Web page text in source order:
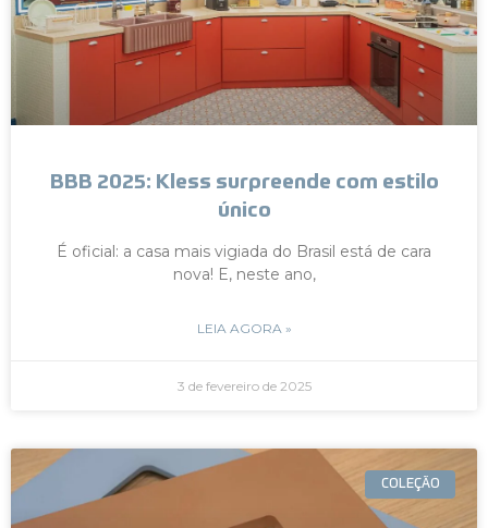
BBB 2025: Kless surpreende com estilo
único
É oficial: a casa mais vigiada do Brasil está de cara
nova! E, neste ano,
LEIA AGORA »
3 de fevereiro de 2025
COLEÇÃO